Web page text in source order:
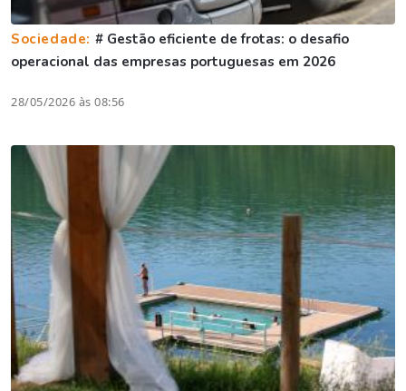
Sociedade: # Gestão eficiente de frotas: o desafio
operacional das empresas portuguesas em 2026
28/05/2026 às 08:56